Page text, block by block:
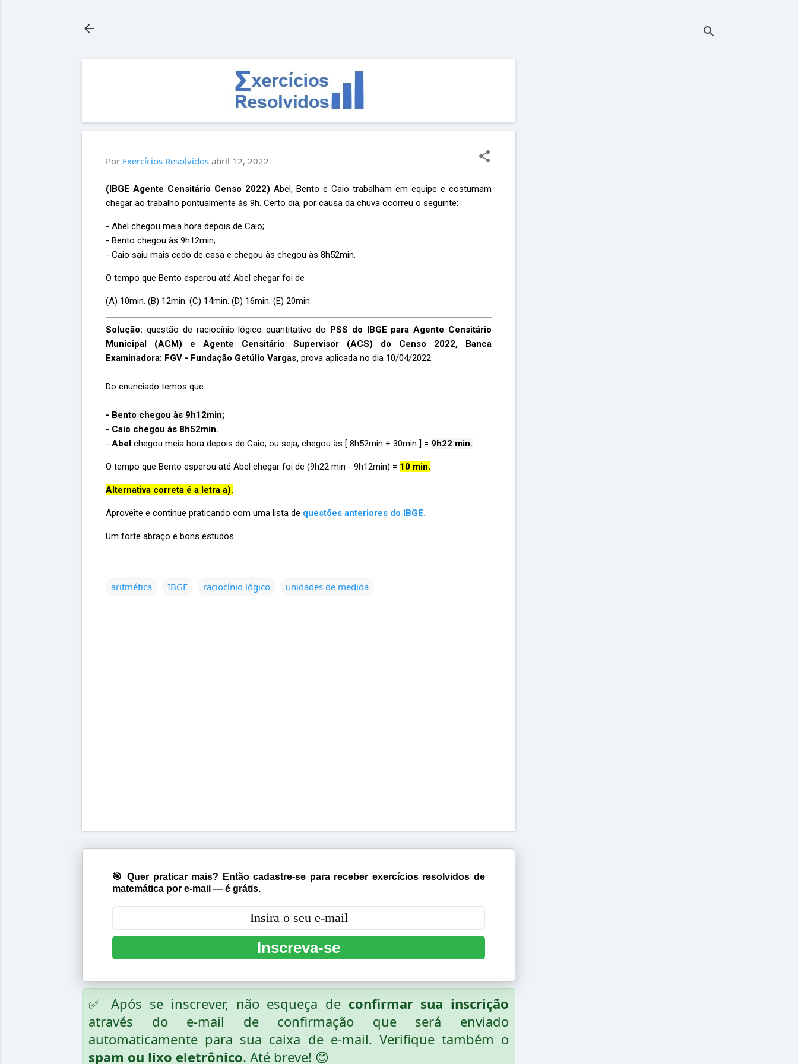
Por Exercícios Resolvidos abril 12, 2022
(IBGE Agente Censitário Censo 2022) Abel, Bento e Caio trabalham em equipe e costumam
chegar ao trabalho pontualmente às 9h. Certo dia, por causa da chuva ocorreu o seguinte:
- Abel chegou meia hora depois de Caio;
- Bento chegou às 9h12min;
- Caio saiu mais cedo de casa e chegou às chegou às 8h52min.
O tempo que Bento esperou até Abel chegar foi de
(A) 10min. (B) 12min. (C) 14min. (D) 16min. (E) 20min.
Solução: questão de raciocínio lógico quantitativo do PSS do IBGE para Agente Censitário
Municipal (ACM) e Agente Censitário Supervisor (ACS) do Censo 2022, Banca
Examinadora: FGV - Fundação Getúlio Vargas, prova aplicada no dia 10/04/2022.
Do enunciado temos que:
- Bento chegou às 9h12min;
- Caio chegou às 8h52min.
- Abel chegou meia hora depois de Caio, ou seja, chegou às [ 8h52min + 30min ] = 9h22 min.
O tempo que Bento esperou até Abel chegar foi de (9h22 min - 9h12min) = 10 min.
Alternativa correta é a letra a).
Aproveite e continue praticando com uma lista de questões anteriores do IBGE.
Um forte abraço e bons estudos.
aritmética IBGE raciocínio lógico unidades de medida
🎯 Quer praticar mais? Então cadastre-se para receber exercícios resolvidos de
matemática por e-mail — é grátis.
Inscreva-se
✅ Após se inscrever, não esqueça de confirmar sua inscrição
através do e-mail de confirmação que será enviado
automaticamente para sua caixa de e-mail. Verifique também o
spam ou lixo eletrônico. Até breve! 😊